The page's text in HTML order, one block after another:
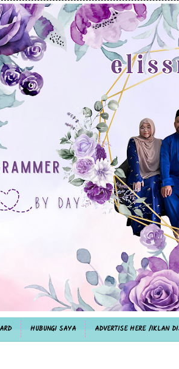
HUBUNGI SAYA ADVERTISE HERE /IKLAN